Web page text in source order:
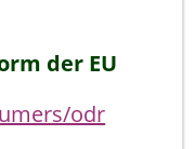
der EU
odr